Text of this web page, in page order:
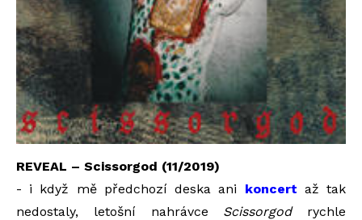
REVEAL – Scissorgod (11/2019)
- i když mě předchozí deska ani koncert až tak
nedostaly, letošní nahrávce Scissorgodrychle